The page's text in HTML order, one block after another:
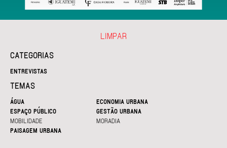
CATEGORIAS
ENTREVISTAS
TEMAS
ÁGUA
ECONOMIA URBANA
ESPAÇO PÚBLICO
GESTÃO URBANA
MOBILIDADE
MORADIA
PAISAGEM URBANA
LIMPAR